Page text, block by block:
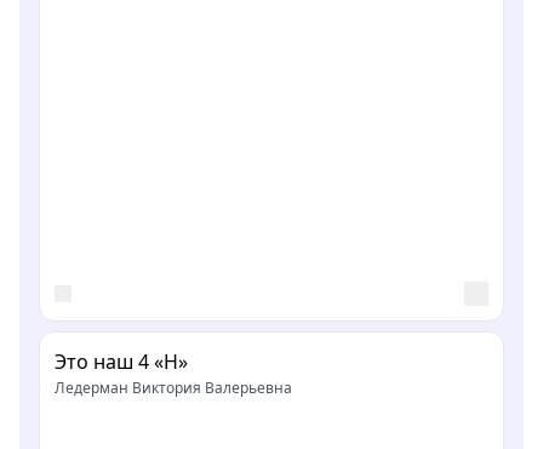
Это наш 4 «Н»
Ледерман Виктория Валерьевна